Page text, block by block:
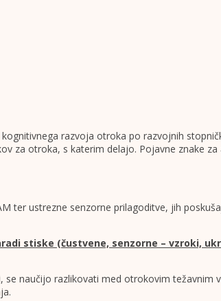
razvoja otroka po razvojnih
za otroka, s katerim delajo. Pojavne znake
ter ustrezne senzorne prilagoditve, jih
stiske (čustvene, senzorne – vzroki,
naučijo razlikovati med otrokovim